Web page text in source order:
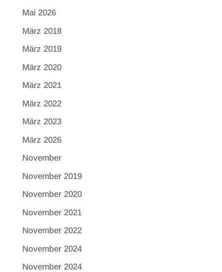
Mai 2026
März 2018
März 2019
März 2020
März 2021
März 2022
März 2023
März 2026
November
November 2019
November 2020
November 2021
November 2022
November 2024
November 2024